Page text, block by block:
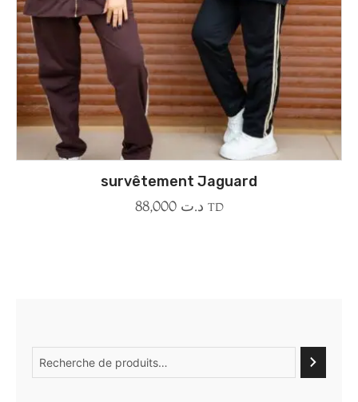
survêtement Jaguard
د.ت 88,000 TD